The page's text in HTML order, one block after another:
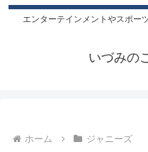
エンターテインメントやスポー
いづみの
ホーム ジャニーズ